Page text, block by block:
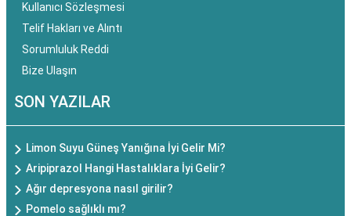
Kullanıcı Sözleşmesi
Telif Hakları ve Alıntı
Sorumluluk Reddi
Bize Ulaşın
SON YAZILAR
Limon Suyu Güneş Yanığına İyi Gelir Mi?
Aripiprazol Hangi Hastalıklara İyi Gelir?
Ağır depresyona nasıl girilir?
Pomelo sağlıklı mı?